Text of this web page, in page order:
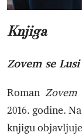
Knjiga
Zovem se
Roman Zovem
2016. godine.
knjigu